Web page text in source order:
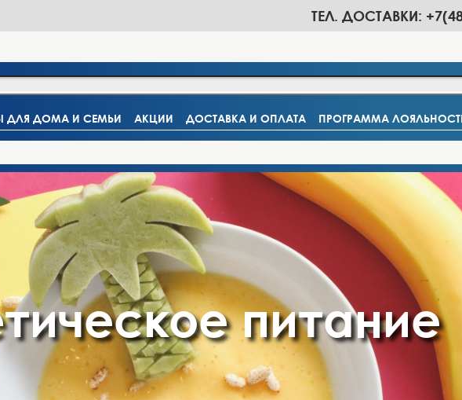
ТЕЛ. ДОСТАВКИ:
ДЛЯ ДОМА И СЕМЬИ АКЦИИ ДОСТАВКА И ОПЛАТА ПРОГРАММА
питание